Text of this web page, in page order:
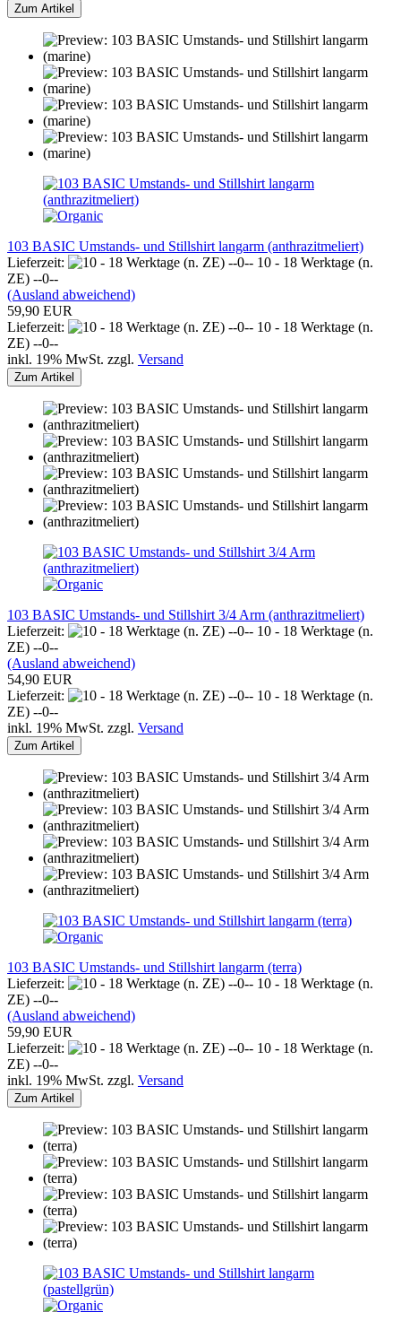
Zum Artikel
103 BASIC Umstands- und Stillshirt langarm (anthrazitmeliert)
Lieferzeit:
10 - 18 Werktage (n.
ZE) --0--
(Ausland abweichend)
59,90 EUR
Lieferzeit:
10 - 18 Werktage (n.
ZE) --0--
inkl. 19% MwSt. zzgl. Versand
Zum Artikel
103 BASIC Umstands- und Stillshirt 3/4 Arm (anthrazitmeliert)
Lieferzeit:
10 - 18 Werktage (n.
ZE) --0--
(Ausland abweichend)
54,90 EUR
Lieferzeit:
10 - 18 Werktage (n.
ZE) --0--
inkl. 19% MwSt. zzgl. Versand
Zum Artikel
103 BASIC Umstands- und Stillshirt langarm (terra)
Lieferzeit:
10 - 18 Werktage (n.
ZE) --0--
(Ausland abweichend)
59,90 EUR
Lieferzeit:
10 - 18 Werktage (n.
ZE) --0--
inkl. 19% MwSt. zzgl. Versand
Zum Artikel